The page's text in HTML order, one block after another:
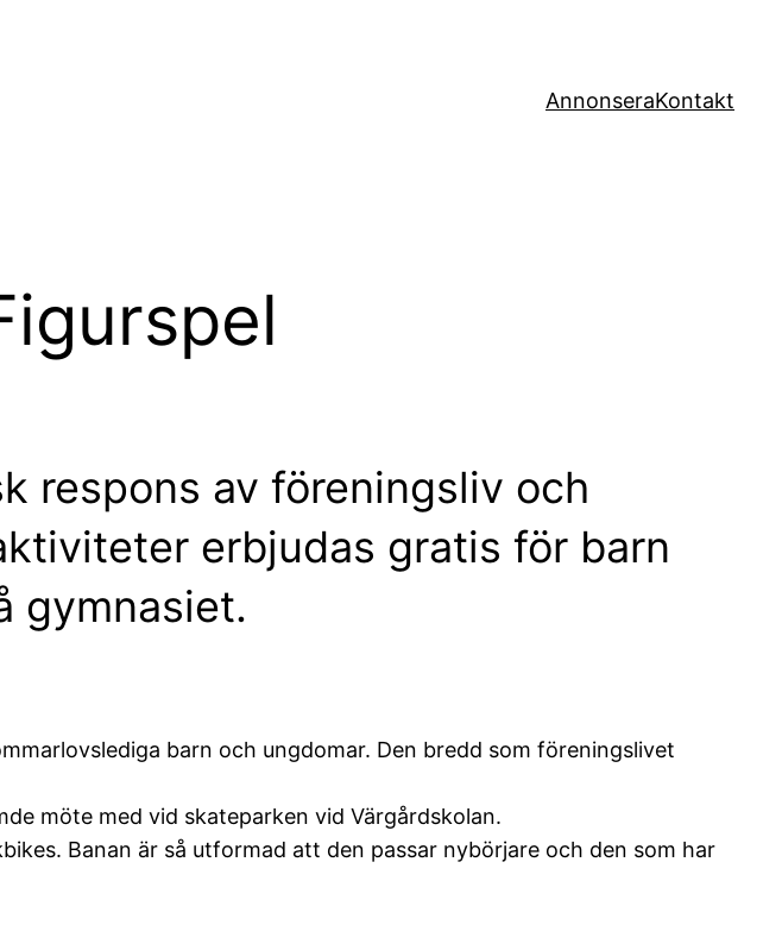
AnnonseraKontakt
respons av föreningsliv och
erbjudas gratis för barn
gymnasiet.
barn och ungdomar. Den bredd som föreningslivet
möte med vid skateparken vid Värgårdskolan.
Banan är så utformad att den passar nybörjare och den som har